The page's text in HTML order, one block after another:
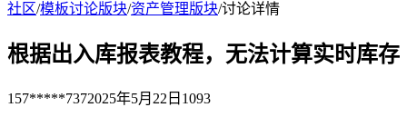
社区/模板讨论版块/资产管理版块/讨论详情
根据出入库报表教程，无法计算实时库存
157*****7372025年5月22日 1093